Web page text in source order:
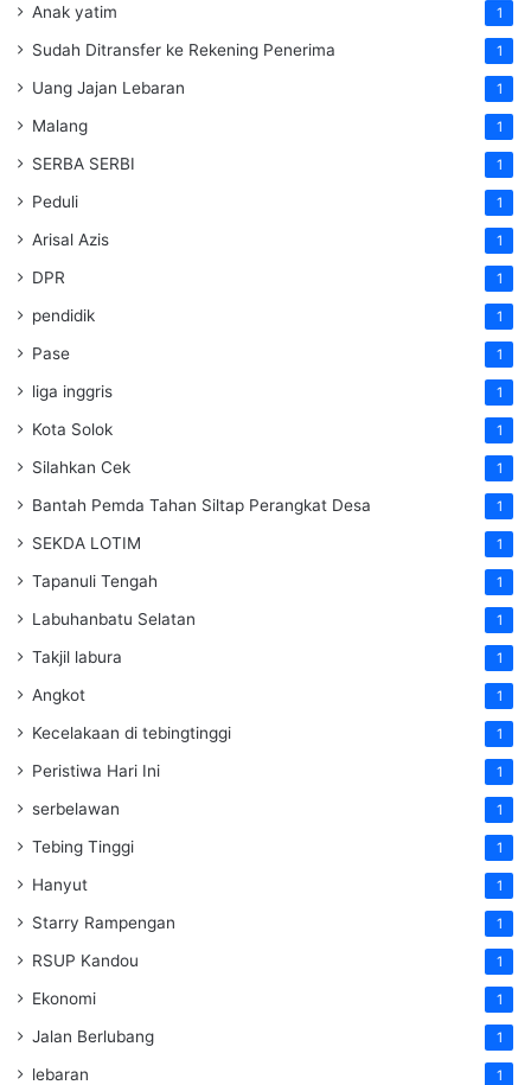
Anak yatim 1
Sudah Ditransfer ke Rekening Penerima 1
Uang Jajan Lebaran 1
Malang 1
SERBA SERBI 1
Peduli 1
Arisal Azis 1
DPR 1
pendidik 1
Pase 1
liga inggris 1
Kota Solok 1
Silahkan Cek 1
Bantah Pemda Tahan Siltap Perangkat Desa 1
SEKDA LOTIM 1
Tapanuli Tengah 1
Labuhanbatu Selatan 1
Takjil labura 1
Angkot 1
Kecelakaan di tebingtinggi 1
Peristiwa Hari Ini 1
serbelawan 1
Tebing Tinggi 1
Hanyut 1
Starry Rampengan 1
RSUP Kandou 1
Ekonomi 1
Jalan Berlubang 1
lebaran 1